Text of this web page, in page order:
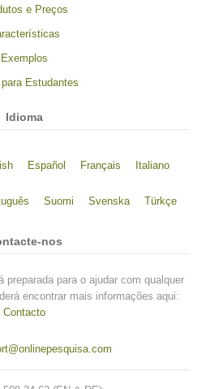
e Preços
Exemplos
Estudantes
Idioma
Español Français Italiano
Suomi Svenska Türkçe
nos
preparada para o ajudar com qualquer
encontrar mais informações aqui:
Contacto